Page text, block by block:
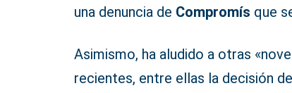
una denuncia de Compromís que
Asimismo, ha aludido a otras
recientes, entre ellas la decisión